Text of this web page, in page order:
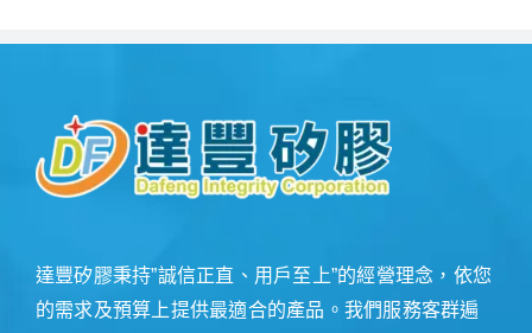
達豐矽膠秉持”誠信正直、用戶至上”的經營理念，依您
的需求及預算上提供最適合的產品。我們服務客群遍